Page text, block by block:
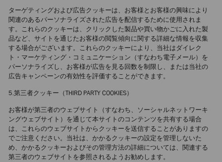
ターゲティングおよび広告クッキーは、お客様とお客様の興味により
関連のあるパーソナライズされた広告を配信するために使用されま
す。これらのクッキーは、クリックした製品や買い物かごに入れた製
品など、サイトを通じたお客様の閲覧傾向に関する詳細な情報を収集
する場合がございます。これらのクッキーにより、当社はダイレク
ト・マーケティング・コミュニケーション（すなわち電子メール）を
パーソナライズし、お客様が広告を見る回数を制限し、または当社の
広告キャンペーンの有効性を評価することができます。
5.第三者クッキー（THIRD PARTY COOKIES）
お客様が第三者のウェブサイト（すなわち、ソーシャルネットワーキ
ングウェブサイト）を通じて本サイトのコンテンツを共有する場合
は、これらのウェブサイトからクッキーを送信することがありますの
でご注意ください。当社は、かかるクッキーの設定を管理しないた
め、かかるクッキーおよびその管理方法の詳細については、関連する
第三者のウェブサイトを参照されるようお勧めします。